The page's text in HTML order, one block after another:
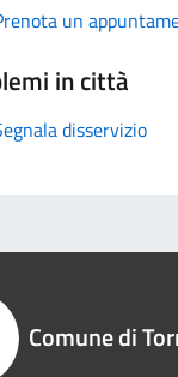
un
in città
disservizio
Comune di